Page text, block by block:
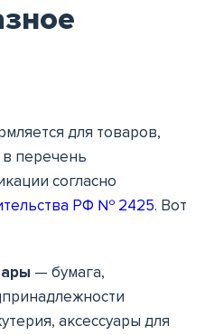
для товаров,
перечень
согласно
РФ № 2425. Вот
— бумага,
аксессуары для